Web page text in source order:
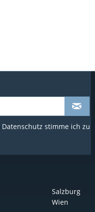
Datenschutz stimme ich zu
Salzburg
Wien